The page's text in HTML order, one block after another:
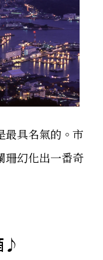
最具名氣的。市
珊幻化出一番奇
♪